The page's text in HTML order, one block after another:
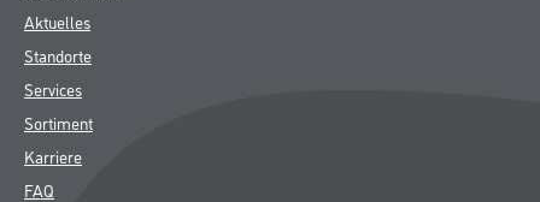
Aktuelles
Standorte
Services
Sortiment
Karriere
FAQ